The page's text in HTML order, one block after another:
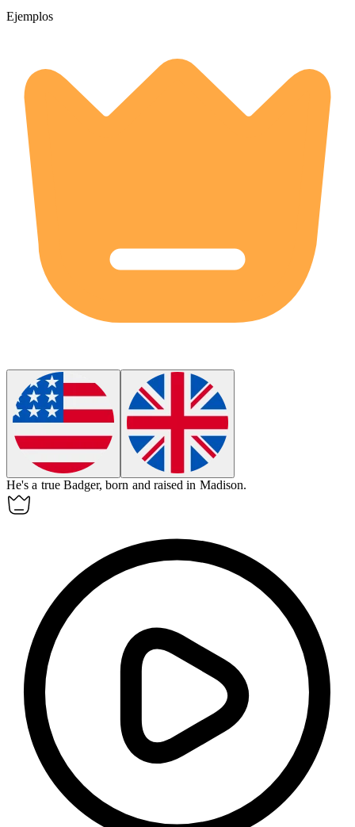
Ejemplos
He's a true Badger, born and raised in Madison.